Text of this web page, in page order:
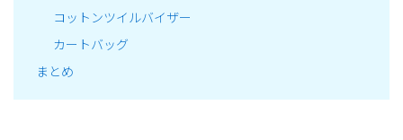
コットンツイルバイザー
カートバッグ
まとめ